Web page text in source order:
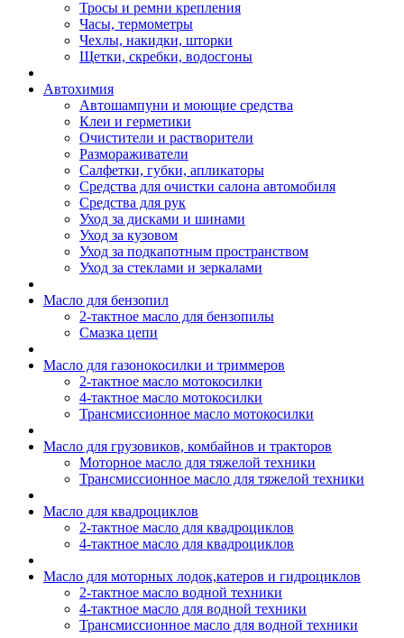
Тросы и ремни крепления
Часы, термометры
Чехлы, накидки, шторки
Щетки, скребки, водосгоны
Автохимия
Автошампуни и моющие средства
Клеи и герметики
Очистители и растворители
Размораживатели
Салфетки, губки, апликаторы
Средства для очистки салона автомобиля
Средства для рук
Уход за дисками и шинами
Уход за кузовом
Уход за подкапотным пространством
Уход за стеклами и зеркалами
Масло для бензопил
2-тактное масло для бензопилы
Cмазка цепи
Масло для газонокосилки и триммеров
2-тактное масло мотокосилки
4-тактное масло мотокосилки
Трансмиссионное масло мотокосилки
Масло для грузовиков, комбайнов и тракторов
Моторное масло для тяжелой техники
Трансмиссионное масло для тяжелой техники
Масло для квадроциклов
2-тактное масло для квадроциклов
4-тактное масло для квадроциклов
Масло для моторных лодок,катеров и гидроциклов
2-тактное масло водной техники
4-тактное масло для водной техники
Трансмиссионное масло для водной техники